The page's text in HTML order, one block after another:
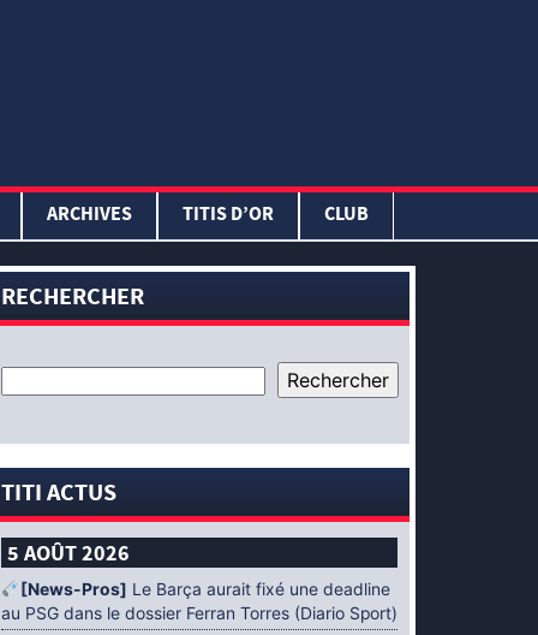
ARCHIVES TITIS D’OR CLUB
RECHERCHER
TITI ACTUS
5 AOÛT 2026
[News-Pros] Le Barça aurait fixé une deadline
au PSG dans le dossier Ferran Torres (Diario Sport)